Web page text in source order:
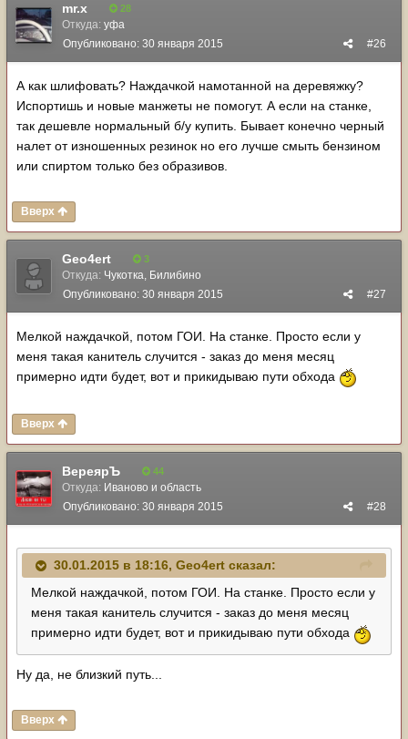
mr.x 28
Откуда: уфа
#26
Опубликовано: 30 января 2015
А как шлифовать? Наждачкой намотанной на деревяжку?
Испортишь и новые манжеты не помогут. А если на станке,
так дешевле нормальный б/у купить. Бывает конечно черный
налет от изношенных резинок но его лучше смыть бензином
или спиртом только без образивов.
Вверх
Geo4ert 3
Откуда: Чукотка, Билибино
#27
Опубликовано: 30 января 2015
Мелкой наждачкой, потом ГОИ. На станке. Просто если у
меня такая канитель случится - заказ до меня месяц
примерно идти будет, вот и прикидываю пути обхода
Вверх
ВереярЪ 44
Откуда: Иваново и область
#28
Опубликовано: 30 января 2015
30.01.2015 в 18:16, Geo4ert сказал:
Мелкой наждачкой, потом ГОИ. На станке. Просто если у
меня такая канитель случится - заказ до меня месяц
примерно идти будет, вот и прикидываю пути обхода
Ну да, не близкий путь...
Вверх